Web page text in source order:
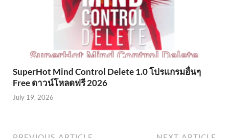
SuperHot Mind Control Delete 1.0 โปรแกรมอื่นๆ
Free ดาวน์โหลดฟรี 2026
July 19, 2026